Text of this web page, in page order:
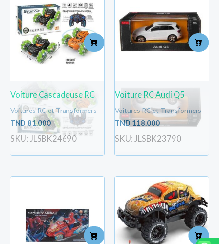
Voiture Cascadeuse RC
Voitures RC et Transformers
TND 81.000
SKU: JLSBK24690
Voiture RC Audi Q5
Voitures RC et Transformers
TND 118.000
SKU: JLSBK23790